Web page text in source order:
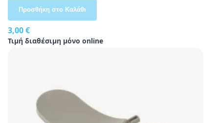
3,00 €
Τιμή διαθέσιμη μόνο online
Προσθήκη στο Καλάθι